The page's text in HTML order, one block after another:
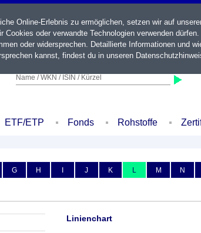
Name / WKN / ISIN / Kürzel
ETF/ETP Fonds Rohstoffe
G H I J K L M N
Linienchart
Online-Erlebnis zu ermöglichen, setzen wir auf
oder verwandte Technologien verwenden
oder widersprechen. Detaillierte Informationen und
kannst, findest du in unseren